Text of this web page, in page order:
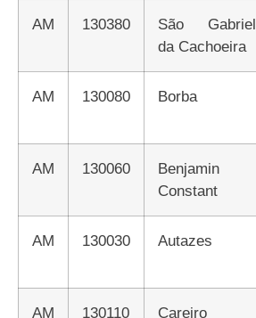
AM 130380
São Gabriel
da Cachoeira
AM 130080 Borba
AM 130060
Benjamin
Constant
AM 130030 Autazes
AM 130110 Careiro